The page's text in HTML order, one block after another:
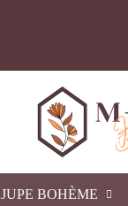
JUPE BOHÈME